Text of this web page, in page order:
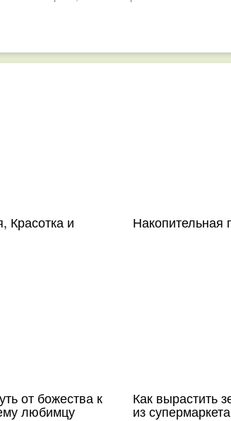
Красотка и Накопительная
от божества к
любимцу
Как вырастить
из супермаркета